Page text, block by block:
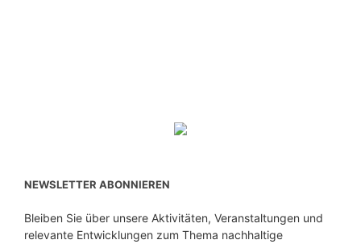
NEWSLETTER ABONNIEREN
Bleiben Sie über unsere Aktivitäten, Veranstaltungen und
relevante Entwicklungen zum Thema nachhaltige